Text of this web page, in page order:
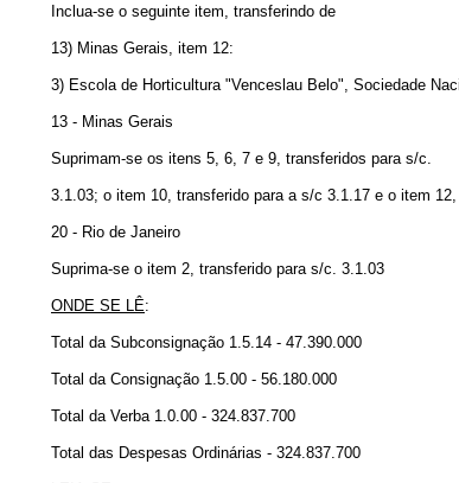
Inclua-se o seguinte item, transferindo de
13) Minas Gerais, item 12:
3) Escola de Horticultura "Venceslau Belo", Sociedade
13 - Minas Gerais
Suprimam-se os itens 5, 6, 7 e 9, transferidos para s/c.
3.1.03; o item 10, transferido para a s/c 3.1.17 e o item
20 - Rio de Janeiro
Suprima-se o item 2, transferido para s/c. 3.1.03
ONDE SE LÊ:
Total da Subconsignação 1.5.14 - 47.390.000
Total da Consignação 1.5.00 - 56.180.000
Total da Verba 1.0.00 - 324.837.700
Total das Despesas Ordinárias - 324.837.700